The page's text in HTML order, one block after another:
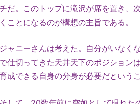
だ。このトップに滝沢が席を置き、
ことになるのが構想の主旨である。
ャニーさんは考えた。自分がいなく
仕切ってきた天井天下のポジション
成できる自身の分身が必要だという